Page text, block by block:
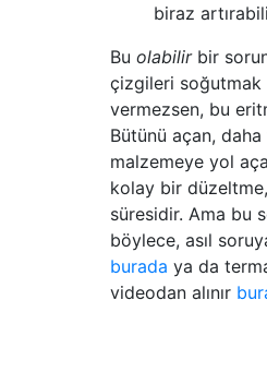
biraz
Bu olabilirbir sorun
çizgileri
vermezsen, bu
Bütünü açan,
malzemeye yol
kolay bir
süresidir. Ama bu
böylece, asıl
burada ya da
videodan alınır